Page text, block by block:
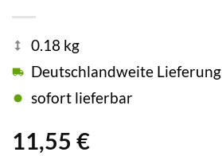
11,55 €
0.18 kg
Deutschlandweite Lieferung
sofort lieferbar